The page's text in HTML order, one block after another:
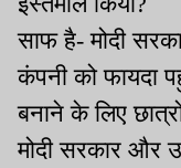
साफ है- मोदी
कंपनी को फायदा
बनाने के लिए
मोदी सरकार और